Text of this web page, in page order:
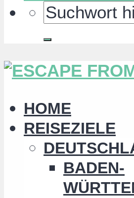
HOME
REISEZIELE
BADEN-